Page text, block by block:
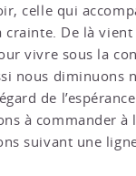
celle qui
crainte. De là
vivre sous la
nous diminuons
de
à commander à
suivant une